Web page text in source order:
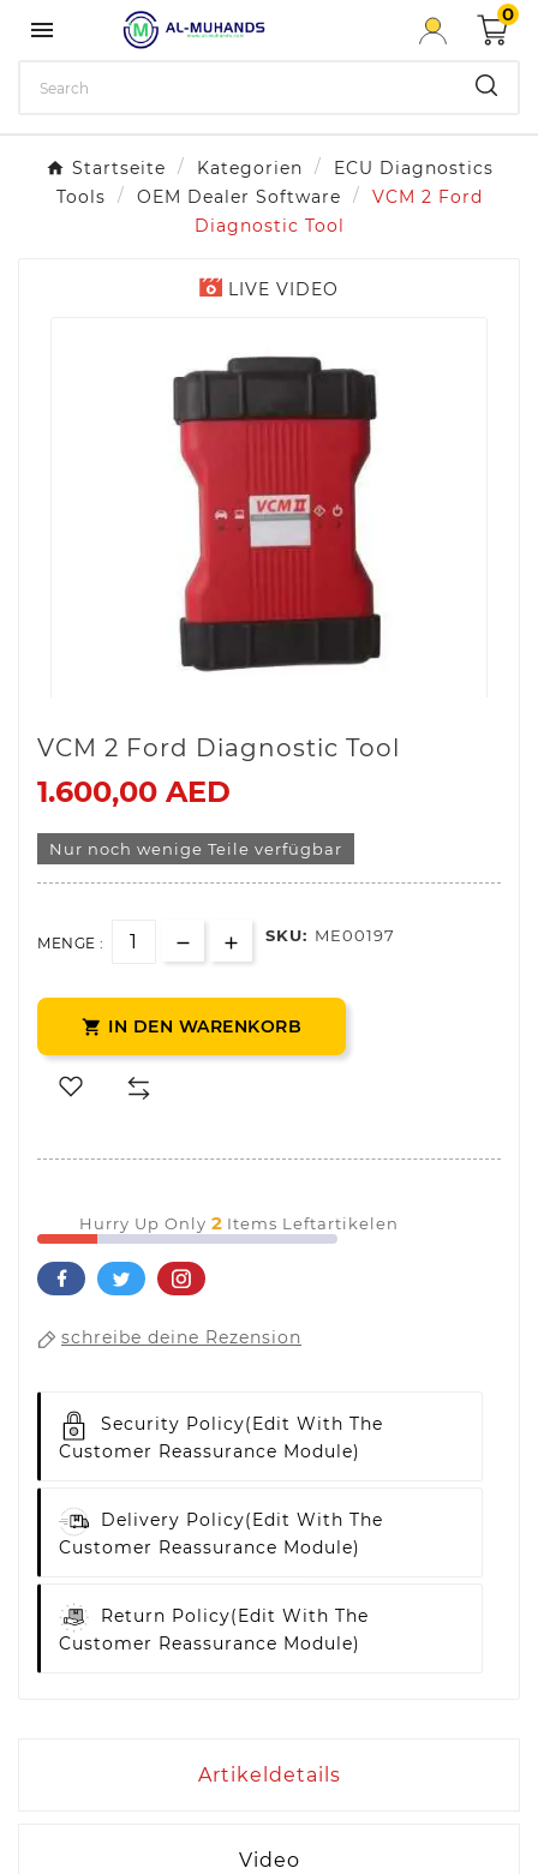

0
Startseite Kategorien
ECU Diagnostics
Tools
OEM Dealer Software
VCM 2 Ford
Diagnostic Tool
LIVE VIDEO
VCM 2 Ford Diagnostic Tool
1.600,00 AED
Nur noch wenige Teile verfügbar
MENGE : SKU: ME00197
 IN DEN WARENKORB
Hurry Up Only 2 Items Leftartikelen
schreibe deine Rezension
Security Policy(edit With The
Customer Reassurance Module)
Delivery Policy(edit With The
Customer Reassurance Module)
Return Policy(edit With The
Customer Reassurance Module)
Artikeldetails
Video